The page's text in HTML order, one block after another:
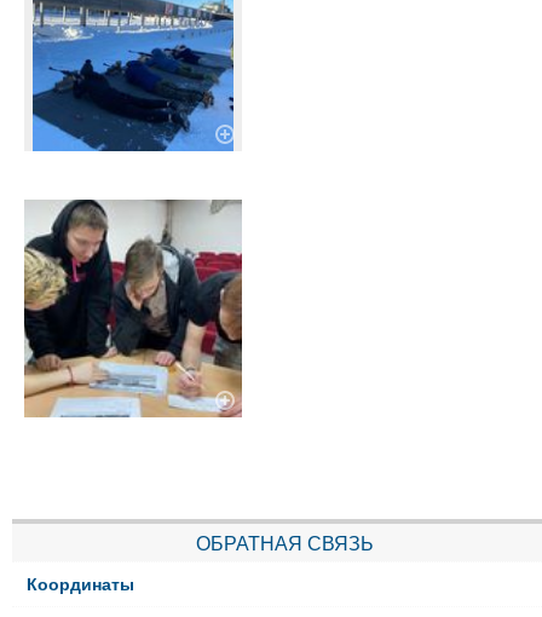
ОБРАТНАЯ СВЯЗЬ
Координаты